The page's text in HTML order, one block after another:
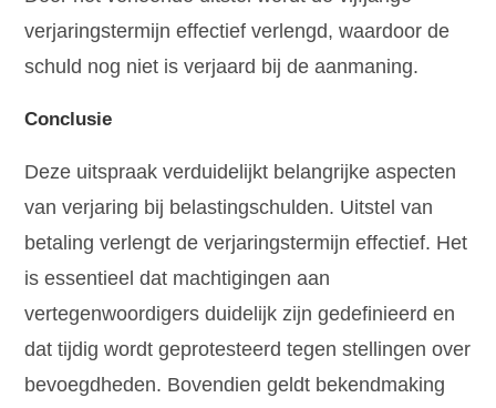
verjaringstermijn effectief verlengd, waardoor de
schuld nog niet is verjaard bij de aanmaning.
Conclusie
Deze uitspraak verduidelijkt belangrijke aspecten
van verjaring bij belastingschulden. Uitstel van
betaling verlengt de verjaringstermijn effectief. Het
is essentieel dat machtigingen aan
vertegenwoordigers duidelijk zijn gedefinieerd en
dat tijdig wordt geprotesteerd tegen stellingen over
bevoegdheden. Bovendien geldt bekendmaking